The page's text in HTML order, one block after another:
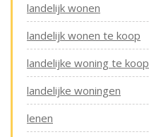
landelijk wonen
landelijk wonen te koop
landelijke woning te koop
landelijke woningen
lenen